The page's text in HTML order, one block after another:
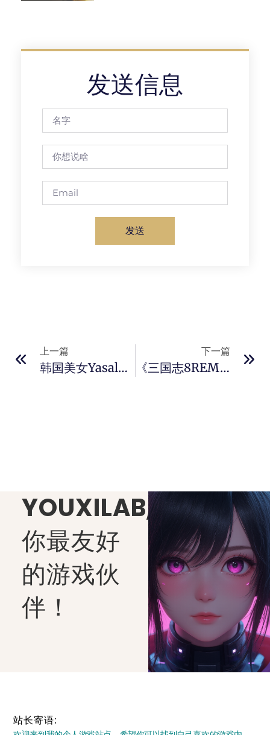
发送信息
发送
上一篇
韩国美女Yasal新美图鉴赏 身材性感
下一篇
《三国志8REMAKE 威力加强版》预告发布 支持中文配音
YOUXILAB,
你最友好
的游戏伙
伴！
站长寄语: